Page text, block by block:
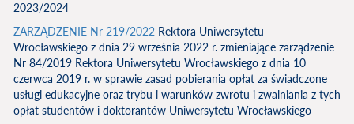
2023/2024
ZARZĄDZENIE Nr 219/2022 Rektora Uniwersytetu
Wrocławskiego z dnia 29 września 2022 r. zmieniające zarządzenie
Nr 84/2019 Rektora Uniwersytetu Wrocławskiego z dnia 10
czerwca 2019 r. w sprawie zasad pobierania opłat za świadczone
usługi edukacyjne oraz trybu i warunków zwrotu i zwalniania z tych
opłat studentów i doktorantów Uniwersytetu Wrocławskiego